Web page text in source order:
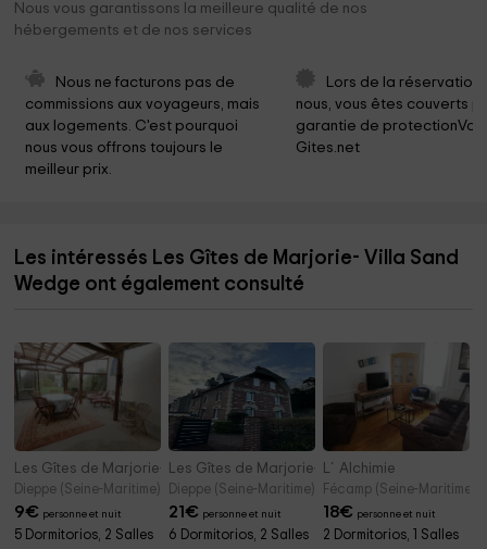
Nous vous garantissons la meilleure qualité de nos
hébergements et de nos services
Nous ne facturons pas de
commissions aux voyageurs, mais
aux logements. C'est pourquoi
nous vous offrons toujours le
meilleur prix.
Lors de la réservation
nous, vous êtes couverts
garantie de
Gites.net
Les intéressés Les Gîtes de Marjorie- Villa Sand
Wedge ont également consulté
Les Gîtes de Marjorie- L'Inattendue
Dieppe (Seine-Maritime)
9€ personne et nuit
5 Dormitorios, 2 Salles
Les Gîtes de Marjorie- Le Magnolia
Dieppe (Seine-Maritime)
21€ personne et nuit
6 Dormitorios, 2 Salles
L´Alchimie
Fécamp (Seine-Maritime)
18€ personne et nuit
2 Dormitorios, 1 Salles